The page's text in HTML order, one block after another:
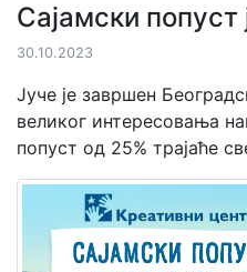
вртиће
Акције
Блог
Latinica
Сајамски
30.10.2023
Јуче је завршен
великог интересовања
попуст од 25% трајаће